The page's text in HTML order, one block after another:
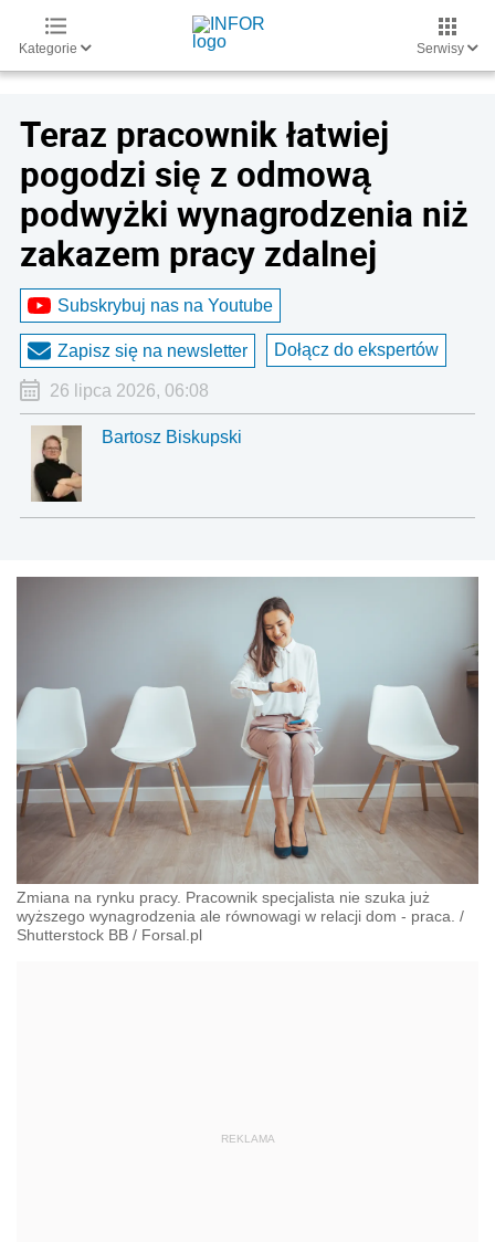
Kategorie Serwisy
Teraz pracownik łatwiej
pogodzi się z odmową
podwyżki wynagrodzenia niż
zakazem pracy zdalnej
Subskrybuj nas na Youtube
Zapisz się na newsletter Dołącz do ekspertów
26 lipca 2026, 06:08
Bartosz Biskupski
Zmiana na rynku pracy. Pracownik specjalista nie szuka już
wyższego wynagrodzenia ale równowagi w relacji dom - praca. /
Shutterstock BB / Forsal.pl